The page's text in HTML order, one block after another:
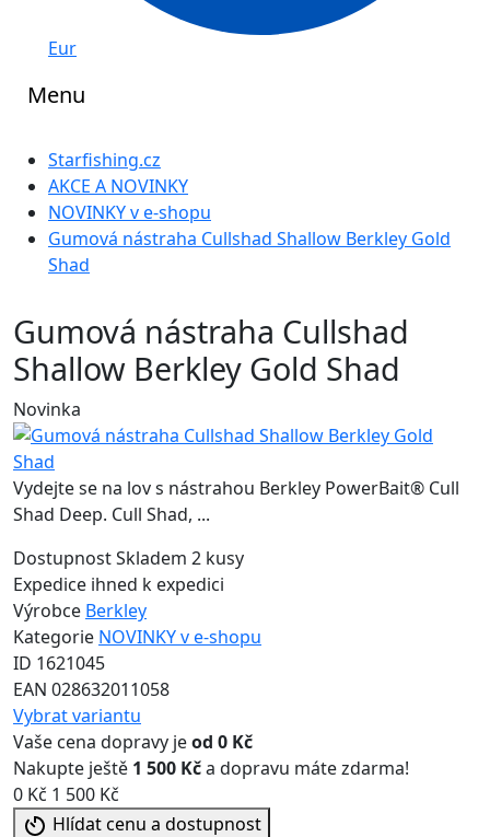
Eur
Menu
Starfishing.cz
AKCE A NOVINKY
NOVINKY v e-shopu
Gumová nástraha Cullshad Shallow Berkley Gold
Shad
Gumová nástraha Cullshad
Shallow Berkley Gold Shad
Novinka
Vydejte se na lov s nástrahou Berkley PowerBait® Cull
Shad Deep. Cull Shad, ...
DostupnostSkladem 2 kusy
Expedice ihned k expedici
Výrobce Berkley
Kategorie NOVINKY v e-shopu
ID 1621045
EAN 028632011058
Vybrat variantu
Vaše cena dopravy jeod 0 Kč
Nakupte ještě 1 500 Kča dopravu máte zdarma!
0 Kč 1 500 Kč
Hlídat cenu a dostupnost